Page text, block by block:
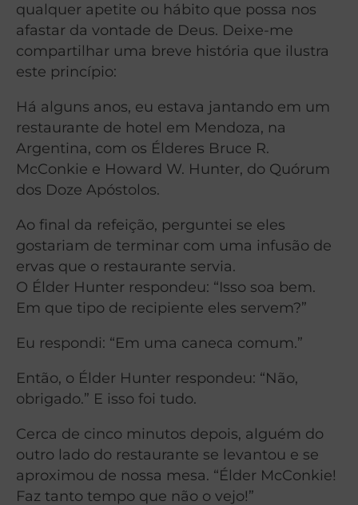
qualquer apetite ou hábito que possa nos
afastar da vontade de Deus. Deixe-me
compartilhar uma breve história que ilustra
este princípio:
Há alguns anos, eu estava jantando em um
restaurante de hotel em Mendoza, na
Argentina, com os Élderes Bruce R.
McConkie e Howard W. Hunter, do Quórum
dos Doze Apóstolos.
Ao final da refeição, perguntei se eles
gostariam de terminar com uma infusão de
ervas que o restaurante servia.
O Élder Hunter respondeu: “Isso soa bem.
Em que tipo de recipiente eles servem?”
Eu respondi: “Em uma caneca comum.”
Então, o Élder Hunter respondeu: “Não,
obrigado.” E isso foi tudo.
Cerca de cinco minutos depois, alguém do
outro lado do restaurante se levantou e se
aproximou de nossa mesa. “Élder McConkie!
Faz tanto tempo que não o vejo!”